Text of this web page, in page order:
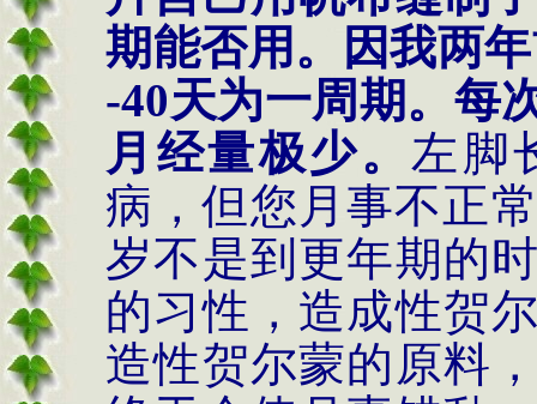
期能否用。因我两
-40天为一周期。每
月经量极少。 左脚
病，但您月事不正
岁不是到更年期的
的习性，造成性贺
造性贺尔蒙的原料